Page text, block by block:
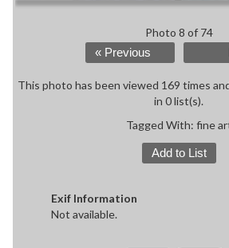
Photo 8 of 74
« Previous
This photo has been viewed 169 times
in 0 list(s).
Tagged With: fine
Add to List
Exif Information
Not available.